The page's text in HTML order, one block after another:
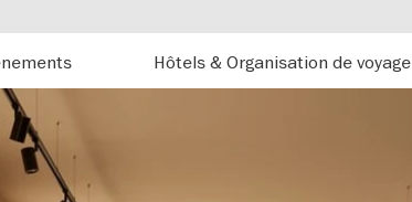
Hôtels & Organisation de voyage